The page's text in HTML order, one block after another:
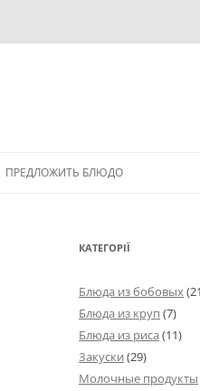
ПРЕДЛОЖИТЬ БЛЮДО
КАТЕГОРІЇ
Блюда из бобовых
Блюда из круп (7)
Блюда из риса (11)
Закуски (29)
Молочные продукты